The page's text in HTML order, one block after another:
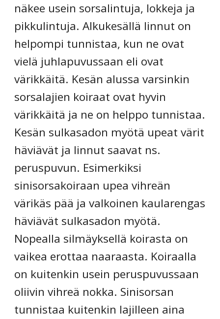
näkee usein sorsalintuja, lokkeja ja
pikkulintuja. Alkukesällä linnut on
helpompi tunnistaa, kun ne ovat
vielä juhlapuvussaan eli ovat
värikkäitä. Kesän alussa varsinkin
sorsalajien koiraat ovat hyvin
värikkäitä ja ne on helppo tunnistaa.
Kesän sulkasadon myötä upeat värit
häviävät ja linnut saavat ns.
peruspuvun. Esimerkiksi
sinisorsakoiraan upea vihreän
värikäs pää ja valkoinen kaularengas
häviävät sulkasadon myötä.
Nopealla silmäyksellä koirasta on
vaikea erottaa naaraasta. Koiraalla
on kuitenkin usein peruspuvussaan
oliivin vihreä nokka. Sinisorsan
tunnistaa kuitenkin lajilleen aina